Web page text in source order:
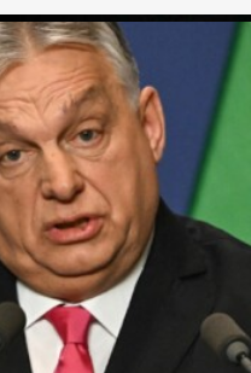
ki Andy Vajna új